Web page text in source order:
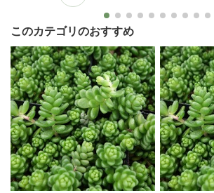
このカテゴリのおすすめ